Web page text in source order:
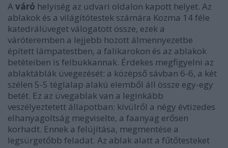
Aváró helyiség az udvari oldalon kapott helyet. Az
ablakok és a világítótestek számára Kozma 14 féle
katedrálüveget válogatott össze, ezek a
váróteremben a lejjebb hozott álmennyezetbe
épített lámpatestben, a falikarokon és az ablakok
betéteiben is felbukkannak. Érdekes megfigyelni az
ablaktáblák üvegezését: a középső sávban 6-6, a két
szélen 5-5 téglalap alakú elemből áll össze egy-egy
betét. Ez az üvegablak van a leginkább
veszélyeztetett állapotban: kívülről a négy évtizedes
elhanyagoltság megviselte, a faanyag erősen
korhadt. Ennek a felújítása, megmentése a
legsürgetőbb feladat. Az ablak alatt a fűtőtesteket